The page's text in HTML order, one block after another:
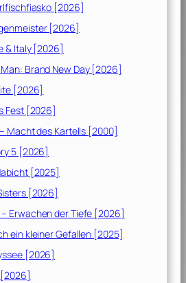
[2026]
[2026]
& Italy [2026]
Brand New Day [2026]
[2026]
Fest [2026]
Macht des Kartells [2000]
5 [2026]
[2025]
[2026]
– Erwachen der Tiefe [2026]
ein kleiner Gefallen [2025]
[2026]
[2026]